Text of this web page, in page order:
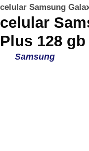
celular Samsung
celular
Plus 128 gb
Samsung